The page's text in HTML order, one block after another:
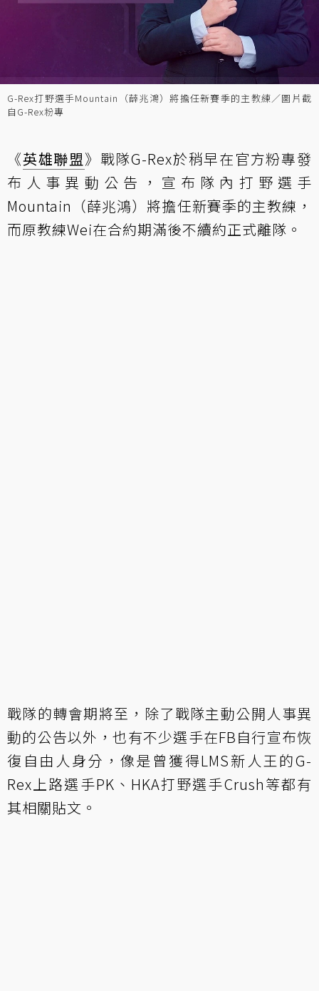
G-Rex打野選手Mountain（薛兆鴻）將擔任新賽季的主教練／圖片截
自G-Rex粉專
《英雄聯盟》戰隊G-Rex於稍早在官方粉專發
布人事異動公告，宣布隊內打野選手
Mountain（薛兆鴻）將擔任新賽季的主教練，
而原教練Wei在合約期滿後不續約正式離隊。
戰隊的轉會期將至，除了戰隊主動公開人事異
動的公告以外，也有不少選手在FB自行宣布恢
復自由人身分，像是曾獲得LMS新人王的G-
Rex上路選手PK、HKA打野選手Crush等都有
其相關貼文。